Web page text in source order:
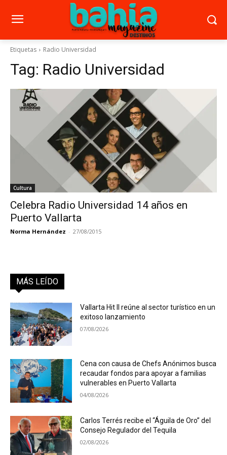
Etiquetas Radio Universidad
Tag: Radio Universidad
Cultura
Celebra Radio Universidad 14 años en
Puerto Vallarta
Norma Hernández - 27/08/2015
MÁS LEÍDO
Vallarta Hit II reúne al sector turístico en un
exitoso lanzamiento
07/08/2026
Cena con causa de Chefs Anónimos busca
recaudar fondos para apoyar a familias
vulnerables en Puerto Vallarta
04/08/2026
Carlos Terrés recibe el “Águila de Oro” del
Consejo Regulador del Tequila
02/08/2026